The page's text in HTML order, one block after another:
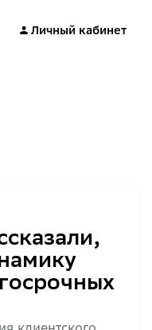
Личный кабинет